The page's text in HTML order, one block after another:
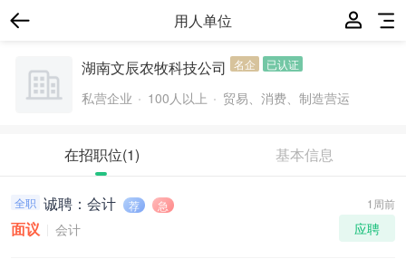
用人单位
湖南文辰农牧科技公司 名企 已认证
私营企业 100人以上 贸易、消费、制造营运
在招职位(1) 基本信息
1周前
全职 诚聘：会计 荐 急
面议 会计 应聘